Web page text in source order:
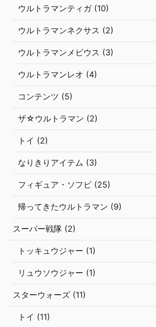
ウルトラマンティガ (10)
ウルトラマンネクサス (2)
ウルトラマンメビウス (3)
ウルトラマンレオ (4)
コンテンツ (5)
ザ☆ウルトラマン (2)
トイ (2)
なりきりアイテム (3)
フィギュア・ソフビ (25)
帰ってきたウルトラマン (9)
スーパー戦隊 (2)
トッキュウジャー (1)
リュウソウジャー (1)
スターウォーズ (11)
トイ (11)